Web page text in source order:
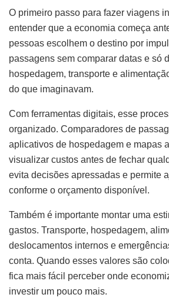
O primeiro passo para fazer viagens
entender que a economia começa
pessoas escolhem o destino por
passagens sem comparar datas e só
hospedagem, transporte e
do que imaginavam.
Com ferramentas digitais, esse
organizado. Comparadores de
aplicativos de hospedagem e mapas
visualizar custos antes de fechar
evita decisões apressadas e permite
conforme o orçamento disponível.
Também é importante montar uma
gastos. Transporte, hospedagem,
deslocamentos internos e
conta. Quando esses valores são
fica mais fácil perceber onde
investir um pouco mais.